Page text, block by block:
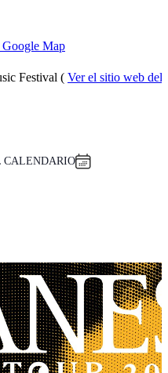
Map
Festival ( Ver el sitio web del
CALENDARIO